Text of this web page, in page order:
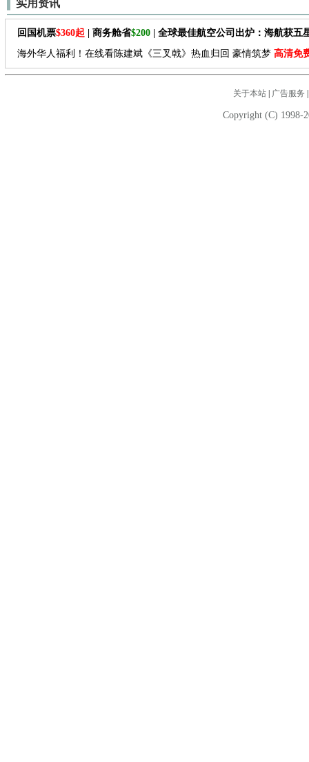
实用资讯
回国机票$360起 | 商务舱省$200 | 全球最佳航空公司出炉：海航获五
海外华人福利！在线看陈建斌《三叉戟》热血归回 豪情筑梦 高清免
关于本站| 广告服务
Copyright (C) 1998-